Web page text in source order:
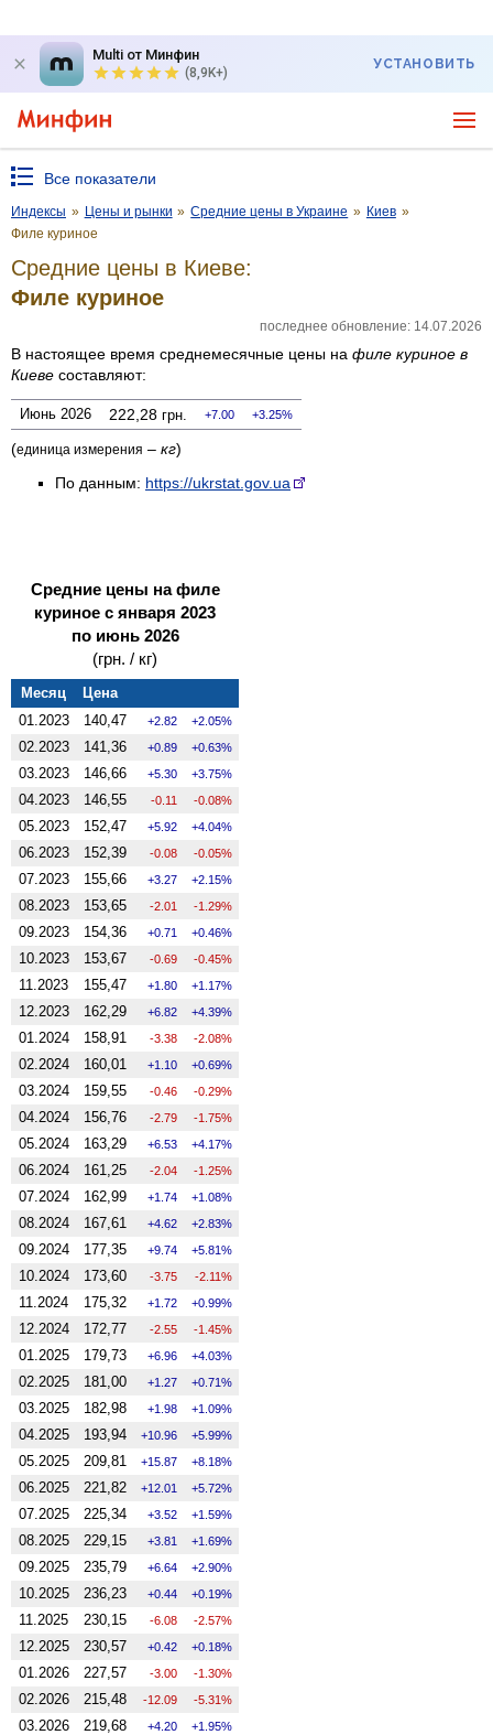
Multi от Минфин
(8,9K+)
УСТАНОВИТЬ
Все показатели
Индексы » Цены и рынки » Средние цены в Украине » Киев »
Филе куриное
Средние цены в Киеве:
Филе куриное
последнее обновление: 14.07.2026
В настоящее время среднемесячные цены на филе куриное в
Киеве составляют:
Июнь 2026 222,28 грн. 7.00 3.25%
(единица измерения – кг)
По данным: https://ukrstat.gov.ua
Средние цены на филе
куриное с января 2023
по июнь 2026
(грн. / кг)
Месяц
Цена
01.2023
140,47 2.82 2.05%
02.2023 141,36 0.89 0.63%
03.2023 146,66 5.30 3.75%
04.2023 146,55 -0.11 -0.08%
05.2023 152,47 5.92 4.04%
06.2023 152,39 -0.08 -0.05%
07.2023 155,66 3.27 2.15%
08.2023 153,65 -2.01 -1.29%
09.2023 154,36 0.71 0.46%
10.2023 153,67 -0.69 -0.45%
11.2023 155,47 1.80 1.17%
12.2023 162,29 6.82 4.39%
01.2024 158,91 -3.38 -2.08%
02.2024 160,01 1.10 0.69%
03.2024 159,55 -0.46 -0.29%
04.2024 156,76 -2.79 -1.75%
05.2024 163,29 6.53 4.17%
06.2024 161,25 -2.04 -1.25%
07.2024 162,99 1.74 1.08%
08.2024 167,61 4.62 2.83%
09.2024 177,35 9.74 5.81%
10.2024 173,60 -3.75 -2.11%
11.2024 175,32 1.72 0.99%
12.2024 172,77 -2.55 -1.45%
01.2025 179,73 6.96 4.03%
02.2025 181,00 1.27 0.71%
03.2025 182,98 1.98 1.09%
04.2025 193,94 10.96 5.99%
05.2025 209,81 15.87 8.18%
06.2025 221,82 12.01 5.72%
07.2025 225,34 3.52 1.59%
08.2025 229,15 3.81 1.69%
09.2025 235,79 6.64 2.90%
10.2025 236,23 0.44 0.19%
11.2025 230,15 -6.08 -2.57%
12.2025 230,57 0.42 0.18%
01.2026 227,57 -3.00 -1.30%
02.2026 215,48 -12.09 -5.31%
03.2026 219,68 4.20 1.95%